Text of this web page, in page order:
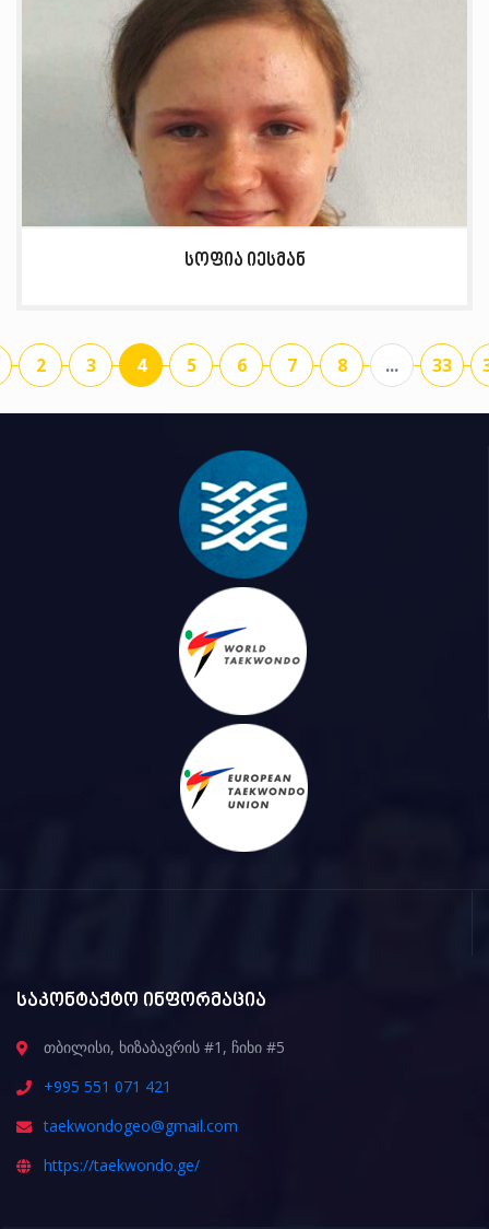
სოფია იესმან
2 3 4 5 6 7 8 ... 33
საკონტაქტო ინფორმაცია
თბილისი, ხიზაბავრის #1, ჩიხი #5
+995 551 071 421
taekwondogeo@gmail.com
https://taekwondo.ge/